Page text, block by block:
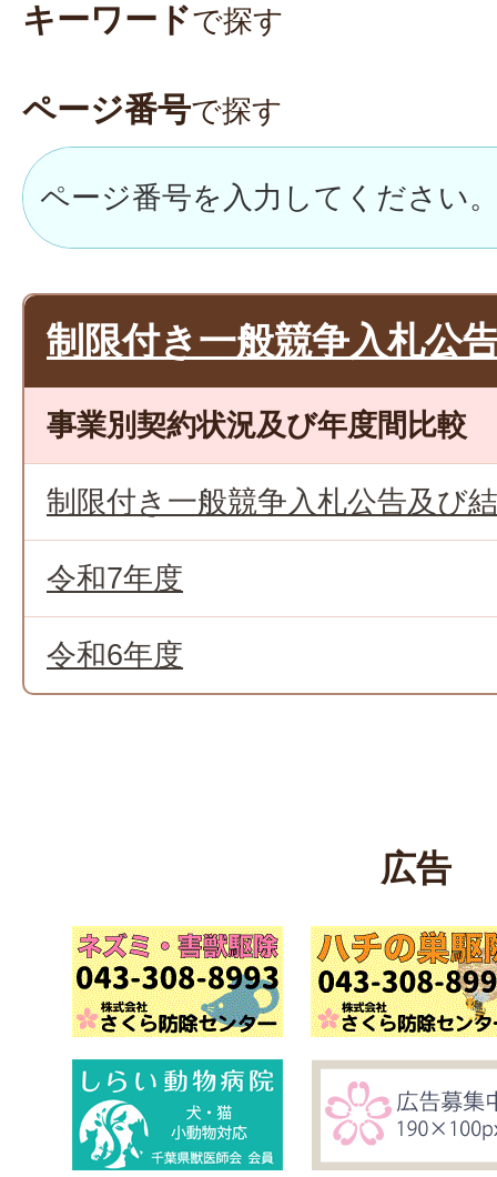
キーワードで探す
ページ番号で探す
制限付き一般競争入札公
事業別契約状況及び年度間比較
制限付き一般競争入札公告及び
令和7年度
令和6年度
広告